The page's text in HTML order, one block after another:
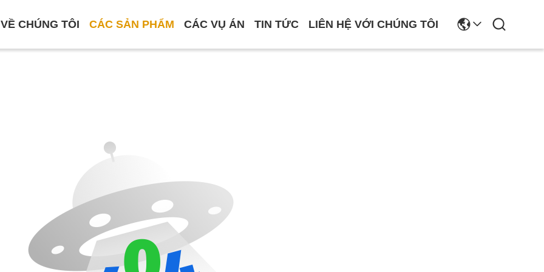
VỀ CHÚNG TÔI CÁC SẢN PHẨM CÁC VỤ ÁN TIN TỨC LIÊN HỆ VỚI CHÚNG TÔI